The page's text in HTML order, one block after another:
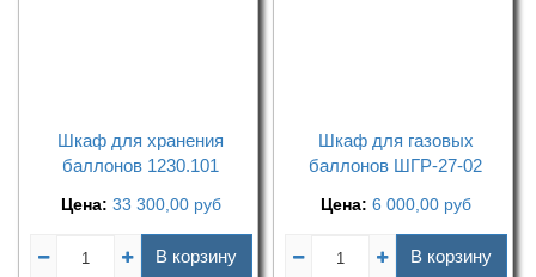
Шкаф для хранения
баллонов 1230.101
Цена: 33 300,00 руб
В корзину
Шкаф для газовых
баллонов ШГР-27-02
Цена: 6 000,00 руб
В корзину